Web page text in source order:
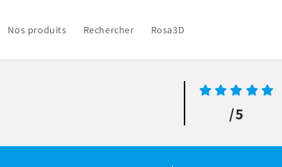
Nos produits Rechercher Rosa3D
/5